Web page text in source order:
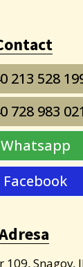
213 528
728 983 021
Whatsapp
Facebook
109, Snagov,